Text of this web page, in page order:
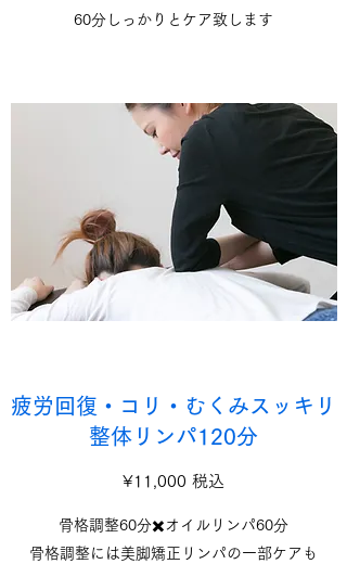
60分しっかりとケア致します
疲労回復・コリ・むくみスッキリ
整体リンパ120分
¥11,000 税込
骨格調整60分✖️オイルリンパ60分
骨格調整には美脚矯正リンパの一部ケアも